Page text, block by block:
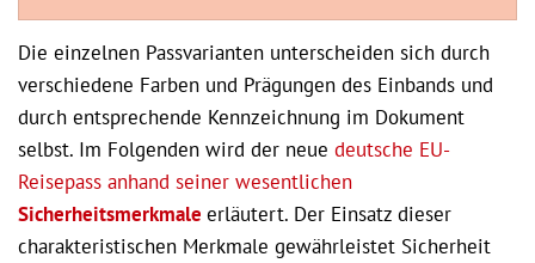
Die einzelnen Passvarianten unterscheiden sich durch
verschiedene Farben und Prägungen des Einbands und
durch entsprechende Kennzeichnung im Dokument
selbst. Im Folgenden wird der neue deutsche EU-
Reisepass anhand seiner wesentlichen
Sicherheitsmerkmale erläutert. Der Einsatz dieser
charakteristischen Merkmale gewährleistet Sicherheit